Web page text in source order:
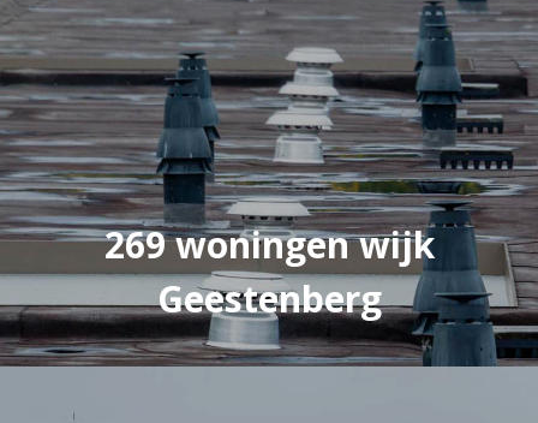
269 woningen wijk
Geestenberg